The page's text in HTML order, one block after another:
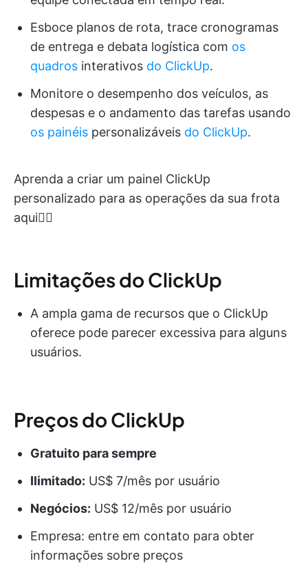
Esboce planos de rota, trace cronogramas
de entrega e debata logística com os
quadros interativos do ClickUp.
Monitore o desempenho dos veículos, as
despesas e o andamento das tarefas usando
os painéis personalizáveis do ClickUp.
Aprenda a criar um painel ClickUp
personalizado para as operações da sua frota
aqui👇🏽
Limitações do ClickUp
A ampla gama de recursos que o ClickUp
oferece pode parecer excessiva para alguns
usuários.
Preços do ClickUp
Gratuito para sempre
Ilimitado: US$ 7/mês por usuário
Negócios: US$ 12/mês por usuário
Empresa: entre em contato para obter
informações sobre preços